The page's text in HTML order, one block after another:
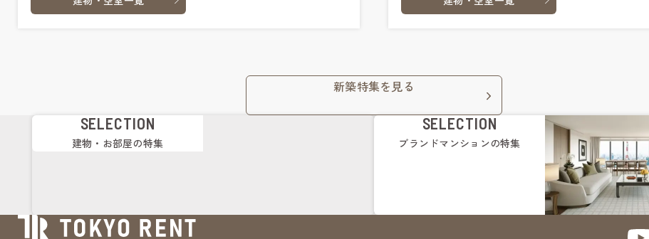
新築特集を見る
SELECTION
建物・お部屋の特集
SELECTION
ブランドマンションの特集